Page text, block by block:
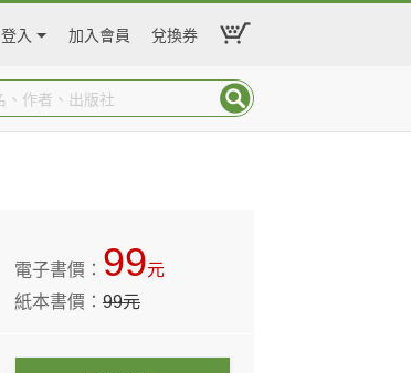
登入 加入會員 兌換券
電子書價： 99元
紙本書價：99元